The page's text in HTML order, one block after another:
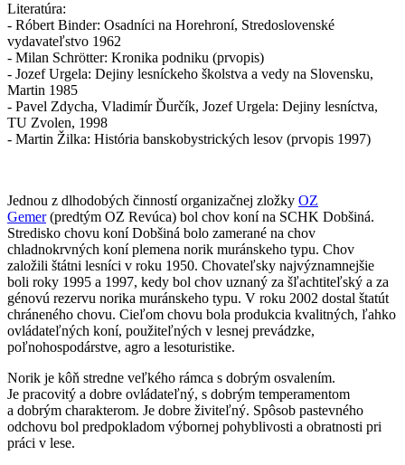
Literatúra:
- Róbert Binder: Osadníci na Horehroní, Stredoslovenské
vydavateľstvo 1962
- Milan Schrötter: Kronika podniku (prvopis)
- Jozef Urgela: Dejiny lesníckeho školstva a vedy na Slovensku,
Martin 1985
- Pavel Zdycha, Vladimír Ďurčík, Jozef Urgela: Dejiny lesníctva,
TU Zvolen, 1998
- Martin Žilka: História banskobystrických lesov (prvopis 1997)
Jednou z dlhodobých činností organizačnej zložky OZ
Gemer(predtým OZ Revúca) bol chov koní na SCHK Dobšiná.
Stredisko chovu koní Dobšiná bolo zamerané na chov
chladnokrvných koní plemena norik muránskeho typu. Chov
založili štátni lesníci v roku 1950. Chovateľsky najvýznamnejšie
boli roky 1995 a 1997, kedy bol chov uznaný za šľachtiteľský a za
génovú rezervu norika muránskeho typu. V roku 2002 dostal štatút
chráneného chovu. Cieľom chovu bola produkcia kvalitných, ľahko
ovládateľných koní, použiteľných v lesnej prevádzke,
poľnohospodárstve, agro a lesoturistike.
Norik je kôň stredne veľkého rámca s dobrým osvalením.
Je pracovitý a dobre ovládateľný, s dobrým temperamentom
a dobrým charakterom. Je dobre živiteľný. Spôsob pastevného
odchovu bol predpokladom výbornej pohyblivosti a obratnosti pri
práci v lese.